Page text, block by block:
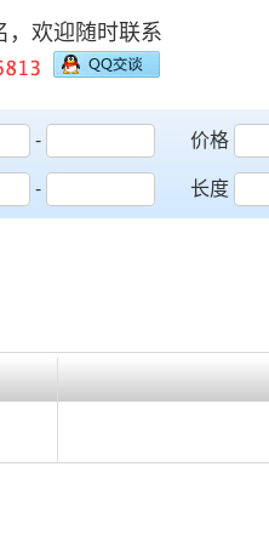
欢迎随时联系
-
-
价格
长度